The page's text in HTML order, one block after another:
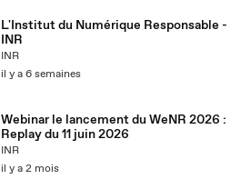
L'Institut du Numérique Responsable -
INR
INR
il y a 6 semaines
Webinar le lancement du WeNR 2026 :
Replay du 11 juin 2026
INR
il y a 2 mois